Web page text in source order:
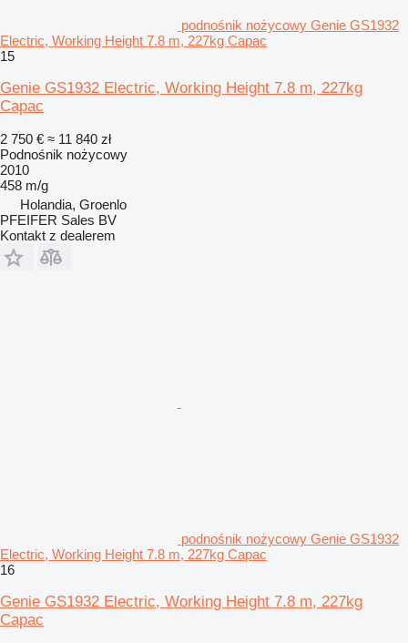
podnośnik nożycowy Genie GS1932
Electric, Working Height 7.8 m, 227kg Capac
15
Genie GS1932 Electric, Working Height 7.8 m, 227kg
Capac
2 750 € ≈ 11 840 zł
Podnośnik nożycowy
2010
458 m/g
Holandia, Groenlo
PFEIFER Sales BV
Kontakt z dealerem
podnośnik nożycowy Genie GS1932
Electric, Working Height 7.8 m, 227kg Capac
16
Genie GS1932 Electric, Working Height 7.8 m, 227kg
Capac